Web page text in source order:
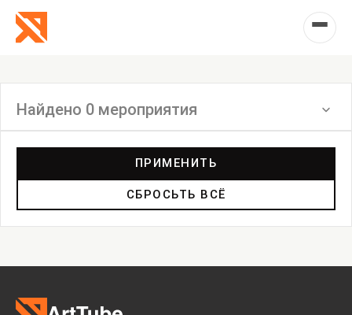
Найдено 0 мероприятия
Дискуссия
ПРИМЕНИТЬ
СБРОСЬТЬ ВСЁ